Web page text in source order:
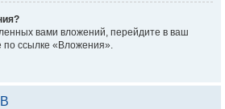
вами вложений, перейдите в ваш
ссылке «Вложения».